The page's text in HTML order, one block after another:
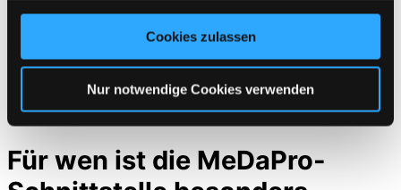
gesammelt haben. Sie geben Einwilligung zu unseren
Cookies, wenn Sie unsere Webseite weiterhin nutzen.
Cookies zulassen
Nur notwendige Cookies verwenden
Kategorien, technische Merkmale, Bilder, Dokumente und
mehrsprachige Inhalte. Auf diese Weise entwickelt sich
der Webshop zu einem automatisch aktualisierten
Vertriebskanal auf Basis zentral gepflegter
Produktdaten.
Für wen ist die MeDaPro-